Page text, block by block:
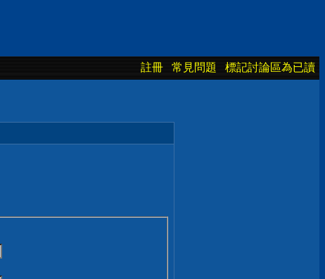
註冊 常見問題 標記討論區為已讀